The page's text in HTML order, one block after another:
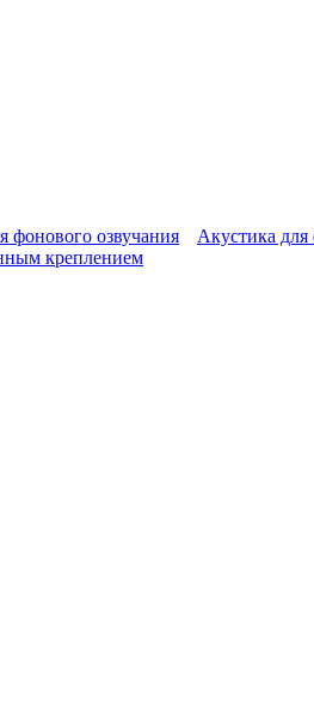
фонового озвучания Акустика для
креплением